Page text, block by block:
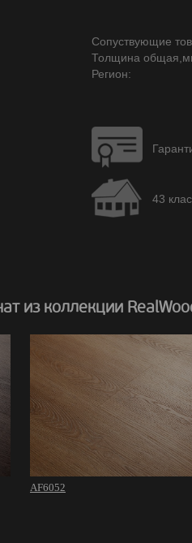
Сопуствующие
Толщина
Регион:
43
из коллекции
AF6052